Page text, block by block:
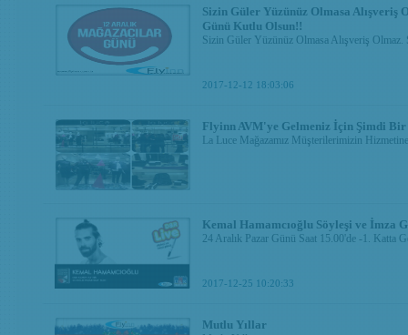
Sizin Güler Yüzünüz Olmasa Alışveriş
Günü Kutlu Olsun!!
Sizin Güler Yüzünüz Olmasa Alışveriş
2017-12-12 18:03:06
Flyinn AVM'ye Gelmeniz İçin Şimdi
La Luce Mağazamız Müşterilerimizin
Kemal Hamamcıoğlu Söyleşi ve İmza
24 Aralık Pazar Günü Saat 15.00'de -1. Katta
2017-12-25 10:20:33
Mutlu Yıllar